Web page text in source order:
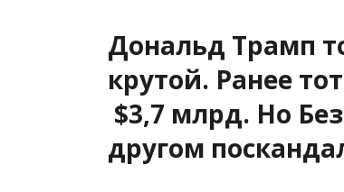
Дональд Трамп
крутой. Ранее
$3,7 млрд. Но
другом